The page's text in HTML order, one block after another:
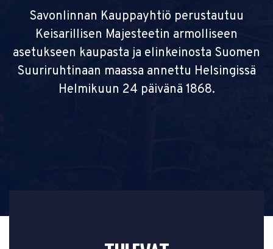
Savonlinnan Kauppayhtiö perustautuu
Keisarillisen Majesteetin armolliseen
asetukseen kaupasta ja elinkeinosta Suomen
Suuriruhtinaan maassa annettu Helsingissä
Helmikuun 24 päivänä 1868.